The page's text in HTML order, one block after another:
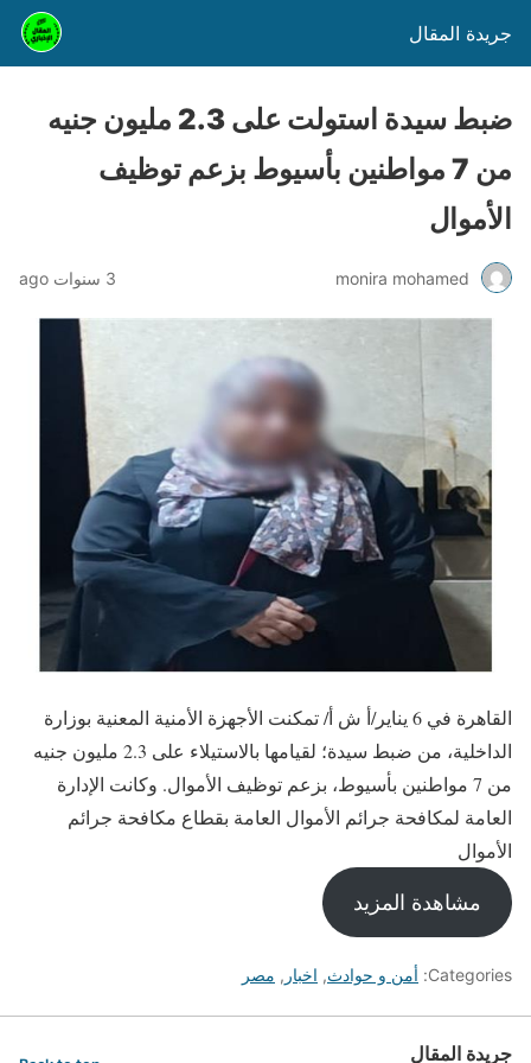
جريدة المقال
ضبط سيدة استولت على 2.3 مليون جنيه
من 7 مواطنين بأسيوط بزعم توظيف
الأموال
monira mohamed 3 سنوات ago
القاهرة في 6 يناير/أ ش أ/ تمكنت الأجهزة الأمنية المعنية بوزارة
الداخلية، من ضبط سيدة؛ لقيامها بالاستيلاء على 2.3 مليون جنيه
من 7 مواطنين بأسيوط، بزعم توظيف الأموال. وكانت الإدارة
العامة لمكافحة جرائم الأموال العامة بقطاع مكافحة جرائم
الأموال
مشاهدة المزيد
Categories: أمن و حوادث, اخبار , مصر
جريدة المقال